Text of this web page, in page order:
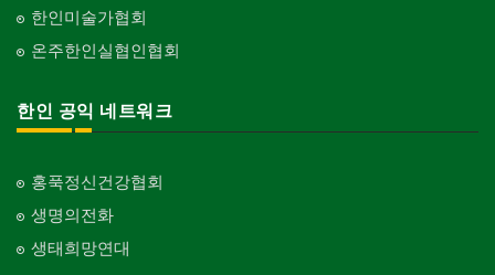
Art Gallery/Framing
행사/이벤트
인벤토리
인터넷/소프트웨어 개발
Internet/Software Development
교회-장로교회
Church-Presbyterian
Church-United
Church-7th Day Adventist
교회-씨 앤 엠에이
Church-C & MA
한인미술가협회
온주한인실협인협회
한인 공익 네트워크
홍푹정신건강협회
생명의전화
생태희망연대